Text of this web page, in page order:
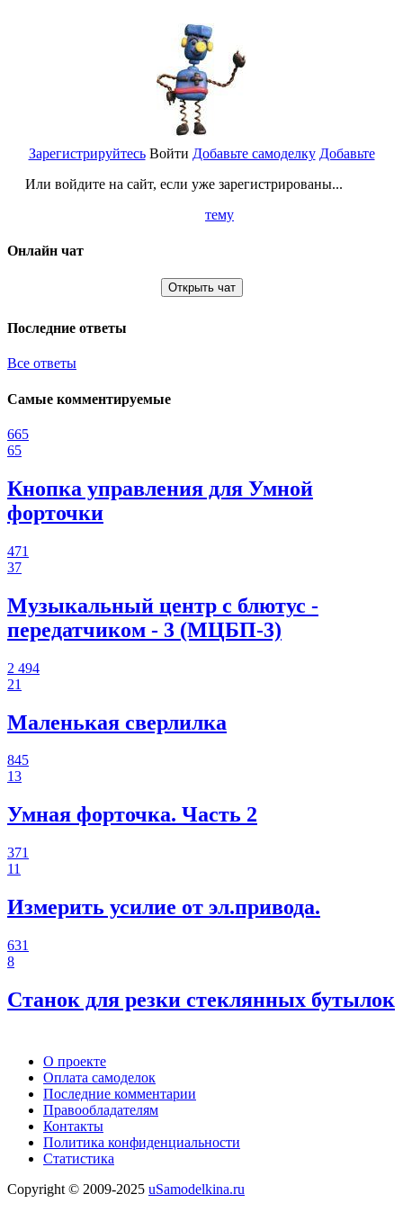
Зарегистрируйтесь
Или войдите на сайт, если уже зарегистрированы...
Войти Добавьте самоделку Добавьте
тему
Онлайн чат
Открыть чат
Последние ответы
Все ответы
Самые комментируемые
665
65
Кнопка управления для Умной
форточки
471
37
Музыкальный центр с блютус -
передатчиком - 3 (МЦБП-3)
2 494
21
Маленькая сверлилка
845
13
Умная форточка. Часть 2
371
11
Измерить усилие от эл.привода.
631
8
Станок для резки стеклянных бутылок
О проекте
Оплата самоделок
Последние комментарии
Правообладателям
Контакты
Политика конфиденциальности
Статистика
Copyright © 2009-2025 uSamodelkina.ru